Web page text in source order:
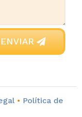
ENVIAR
• Política de